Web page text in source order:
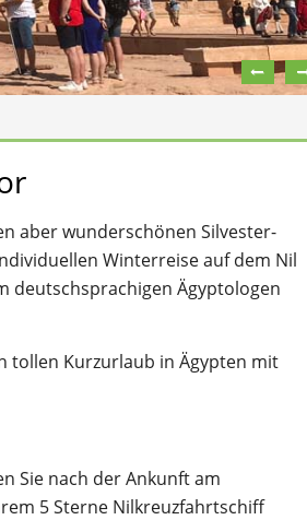
aber wunderschönen Silvester-
Winterreise auf dem Nil
deutschsprachigen Ägyptologen
tollen Kurzurlaub in Ägypten mit
Sie nach der Ankunft am
5 Sterne Nilkreuzfahrtschiff